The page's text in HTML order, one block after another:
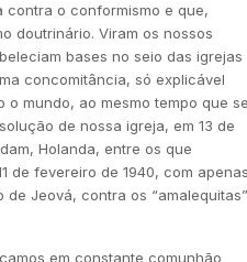
contra o conformismo e que,
doutrinário. Viram os nossos
bases no seio das igrejas
concomitância, só explicável
mundo, ao mesmo tempo que se
de nossa igreja, em 13 de
Holanda, entre os que
de fevereiro de 1940, com apenas
Jeová, contra os “amalequitas”
em constante comunhão